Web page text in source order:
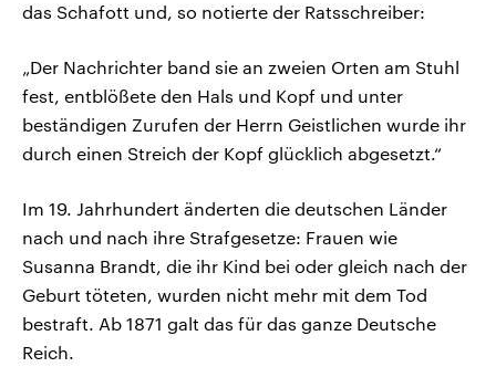
das Schafott und, so notierte der Ratsschreiber:
„Der Nachrichter band sie an zweien Orten am Stuhl
fest, entblößete den Hals und Kopf und unter
beständigen Zurufen der Herrn Geistlichen wurde ihr
durch einen Streich der Kopf glücklich abgesetzt.“
Im 19. Jahrhundert änderten die deutschen Länder
nach und nach ihre Strafgesetze: Frauen wie
Susanna Brandt, die ihr Kind bei oder gleich nach der
Geburt töteten, wurden nicht mehr mit dem Tod
bestraft. Ab 1871 galt das für das ganze Deutsche
Reich.